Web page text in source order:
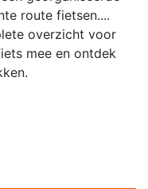
route fietsen....
overzicht voor
mee en ontdek